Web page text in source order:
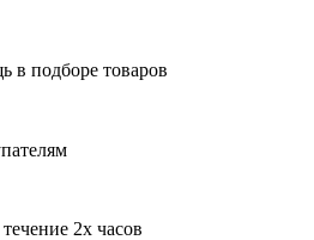
в подборе товаров
2х часов